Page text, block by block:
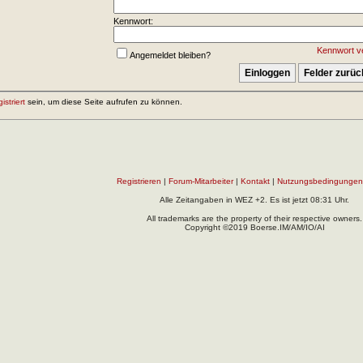
Kennwort:
Kennwort
Angemeldet bleiben?
sein, um diese Seite aufrufen zu können.
Registrieren Forum-Mitarbeiter| Kontakt Nutzungsbedingungen
Alle Zeitangaben in WEZ +2. Es ist jetzt 08:31 Uhr.
All trademarks are the property of their respective owners.
Copyright ©2019 Boerse.IM/AM/IO/AI